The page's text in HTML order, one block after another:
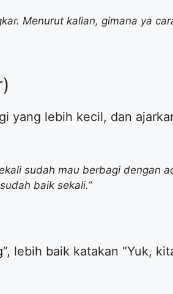
Menurut kalian, gimana ya
yang lebih kecil, dan
sudah mau berbagi dengan
baik sekali.”
lebih baik katakan “Yuk,